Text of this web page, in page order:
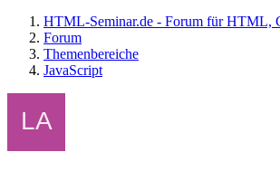
HTML-Seminar.de - Forum für HTML,
Forum
Themenbereiche
JavaScript